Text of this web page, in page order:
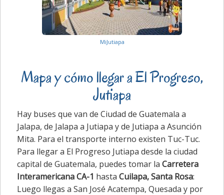
MiJutiapa
Mapa y cómo llegar a El Progreso,
Jutiapa
Hay buses que van de Ciudad de Guatemala a
Jalapa, de Jalapa a Jutiapa y de Jutiapa a Asunción
Mita. Para el transporte interno existen Tuc-Tuc.
Para llegar a El Progreso Jutiapa desde la ciudad
capital de Guatemala, puedes tomar la Carretera
Interamericana CA-1 hasta Cuilapa, Santa Rosa:
Luego llegas a San José Acatempa, Quesada y por